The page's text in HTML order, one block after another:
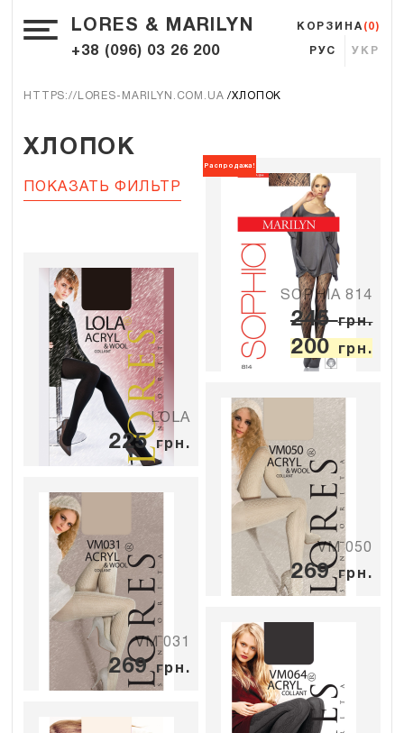
LORES & MARILYN
+38 (096) 03 26 200 РУС УКР
КОРЗИНА (0)
HTTPS://LORES-MARILYN.COM.UA ХЛОПОК
ХЛОПОК
ПОКАЗАТЬ ФИЛЬТР
LOLA
225 грн.
Распродажа!
SOPHIA 814
245грн.
200 грн.
VM 031
269 грн.
VM 050
269 грн.